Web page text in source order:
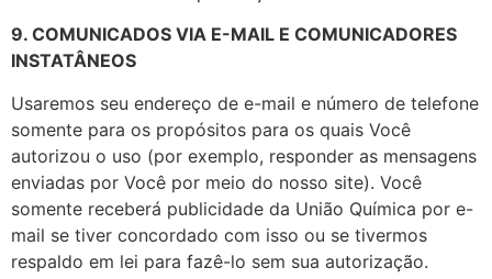
9. COMUNICADOS VIA E-MAIL E COMUNICADORES
INSTATÂNEOS
Usaremos seu endereço de e-mail e número de telefone
somente para os propósitos para os quais Você
autorizou o uso (por exemplo, responder as mensagens
enviadas por Você por meio do nosso site). Você
somente receberá publicidade da União Química por e-
mail se tiver concordado com isso ou se tivermos
respaldo em lei para fazê-lo sem sua autorização.